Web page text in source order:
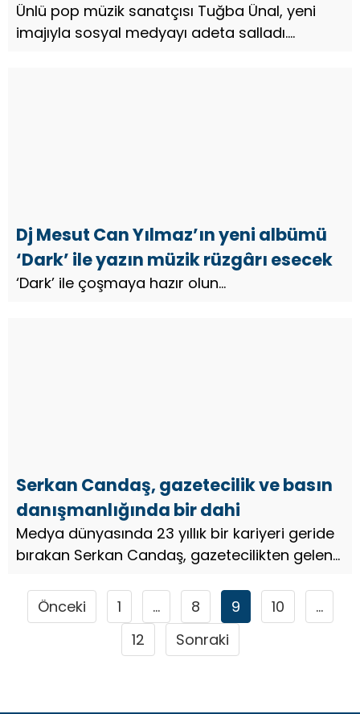
Ünlü pop müzik sanatçısı Tuğba Ünal, yeni
imajıyla sosyal medyayı adeta salladı.
Dj Mesut Can Yılmaz’ın yeni albümü
‘Dark’ ile yazın müzik rüzgârı esecek
‘Dark’ ile çoşmaya hazır olun…
Serkan Candaş, gazetecilik ve basın
danışmanlığında bir dahi
Medya dünyasında 23 yıllık bir kariyeri geride
bırakan Serkan Candaş, gazetecilikten gelen
birçok ünlü isim, firma ve siyasetçiyle çalışan,
aynı zamanda ul...
Önceki 1 … 8 9 10
…
12
Sonraki